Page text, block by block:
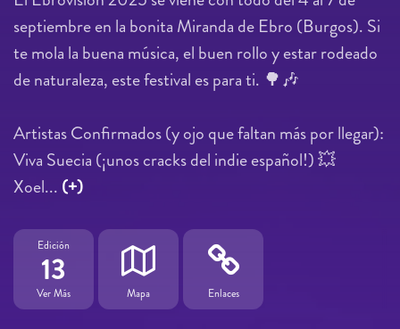
septiembre en la bonita Miranda de Ebro (Burgos). Si
te mola la buena música, el buen rollo y estar rodeado
de naturaleza, este festival es para ti. 🌳🎶
Artistas Confirmados (y ojo que faltan más por llegar):
Viva Suecia (¡unos cracks del indie español!) 💥
Xoel... (+)
Edición
13
Ver Más Mapa Enlaces